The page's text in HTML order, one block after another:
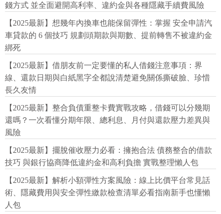
錢方式 並全面避開高利率、違約金與各種隱藏手續費風險
【2025最新】想幾年內換車也能保留彈性：掌握 安全申請汽
車貸款的 6 個技巧 規劃頭期款與期數、提前轉售不被違約金
綁死
【2025最新】借朋友前一定要懂的私人借錢注意事項：界
線、還款日期與白紙黑字全都說清楚避免關係撕破臉、珍惜
長久友情
【2025最新】整合負債重整卡費實戰攻略，借錢可以分幾期
還嗎？一次看懂分期年限、總利息、月付與還款壓力差異與
風險
【2025最新】擺脫催收壓力必看：擁抱合法 債務整合的借款
技巧 與銀行協商降低違約金和高利負擔 實戰整理懶人包
【2025最新】解析小額彈性方案風險：線上比價平台常見話
術、隱藏費用與安全彈性繳款檢查清單必看指南新手也懂懶
人包